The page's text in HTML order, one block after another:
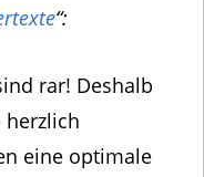
“:
rar! Deshalb
herzlich
eine optimale